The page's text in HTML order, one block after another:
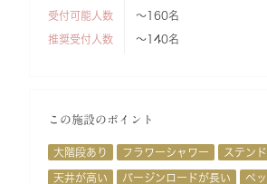
受付可能人数 ～160名
推奨受付人数 ～140名
この施設のポイント
大階段あり フラワーシャワー ステン
天井が高い バージンロードが長い ペ